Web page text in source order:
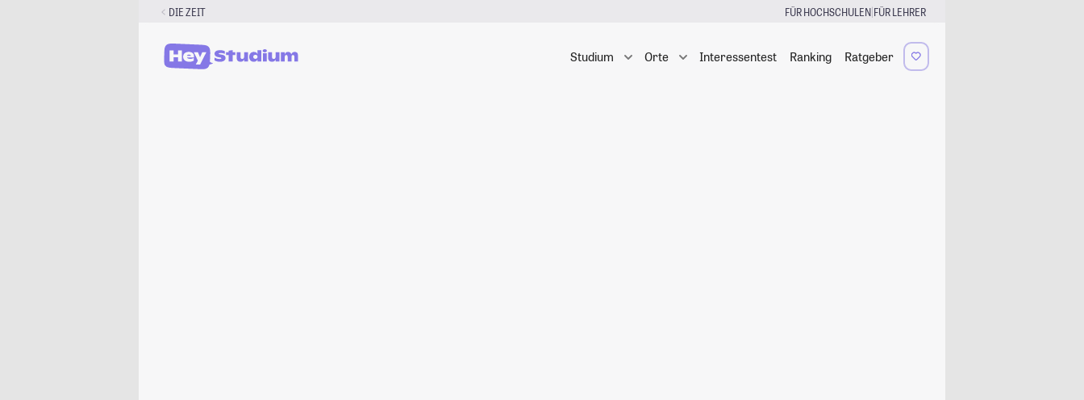
DIE ZEIT FÜR HOCHSCHULEN|FÜR LEHRER
Studium Orte Interessentest Ranking Ratgeber